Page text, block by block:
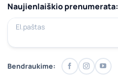
Naujienlaiškio prenumerata:
El.paštas
Bendraukime: